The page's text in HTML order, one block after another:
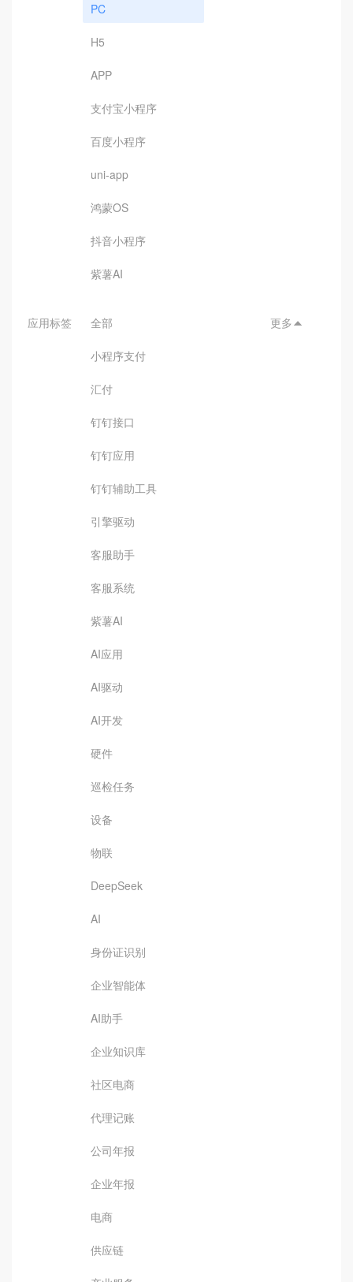
PC
H5
APP
支付宝小程序
百度小程序
uni-app
鸿蒙OS
抖音小程序
紫薯AI
应用标签 全部
小程序支付
汇付
钉钉接口
钉钉应用
钉钉辅助工具
引擎驱动
客服助手
客服系统
紫薯AI
AI应用
AI驱动
AI开发
硬件
巡检任务
设备
物联
DeepSeek
AI
身份证识别
企业智能体
AI助手
企业知识库
社区电商
代理记账
公司年报
企业年报
电商
供应链
更多 